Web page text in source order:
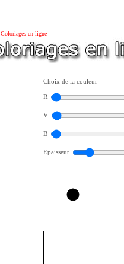
Coloriages en ligne
Choix de la couleur
R
V
B
Epaisseur